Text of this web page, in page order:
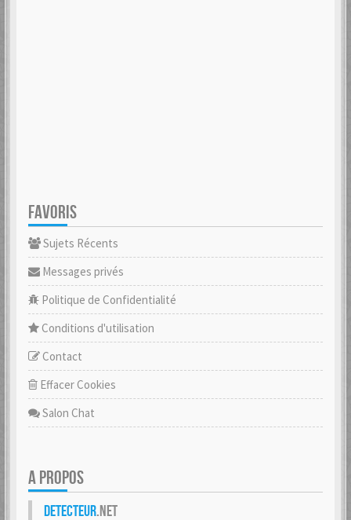
FAVORIS
Sujets Récents
Messages privés
Politique de Confidentialité
Conditions d'utilisation
Contact
Effacer Cookies
Salon Chat
A PROPOS
Detecteur.net